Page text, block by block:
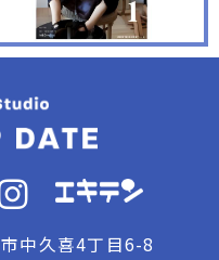
中久喜4丁目6-8